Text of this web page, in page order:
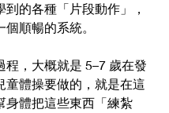
到的各種「片段動作」，
順暢的系統。
程，大概就是 5–7 歲在發
童體操要做的，就是在這
身體把這些東西「練紮